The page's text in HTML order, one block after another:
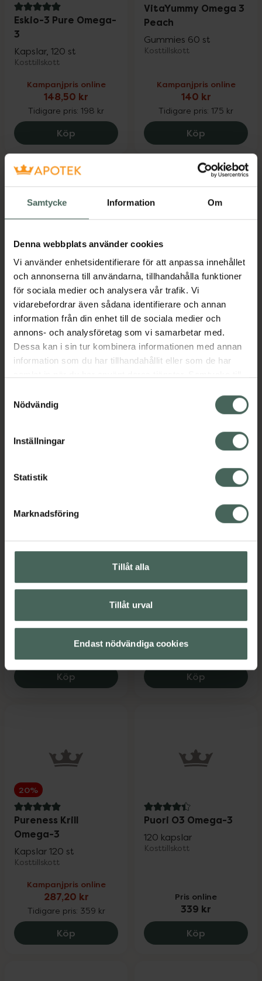
Samtycke Information Om
Denna webbplats använder cookies
Vi använder enhetsidentifierare för att anpassa innehållet
och annonserna till användarna, tillhandahålla funktioner
för sociala medier och analysera vår trafik. Vi
vidarebefordrar även sådana identifierare och annan
information från din enhet till de sociala medier och
annons- och analysföretag som vi samarbetar med.
Dessa kan i sin tur kombinera informationen med annan
information som du har tillhandahållit eller som de har
återkalla ditt samtycke via webbplatsens
cookieinställningar. Ett återkallat samtycke påverkar inte
lagligheten av behandling som skett innan återkallelsen.
Nödvändig
Inställningar
Statistik
Marknadsföring
Tillåt alla
Tillåt urval
Endast nödvändiga cookies
5 av 5 i omdöme
Eskio-3 Pure Omega-
3
Kapslar, 120 st
Kosttillskott
Kampanjpris online
148,50 kr
Tidigare pris: 198 kr
Köp Eskio-3 Pure Omega-3, 148.5 kr.
VitaYummy Omega 3
Peach
Gummies 60 st
Kosttillskott
Kampanjpris online
140 kr
Tidigare pris: 175 kr
Köp
20%
4.9 av 5 i omdöme
Better You
Svartkumminolja
Kallpressad EKO
Svartkumminfröolja 100
ml
Kosttillskott
143,20 kr
Better You Svartkumminolja
5 av 5 i omdöme
Elexir Pharma
Buckthorn
Kapslar 60 st
Kosttillskott
Pris online
Elexir
Helhetshälsa
Kampanjpris online
188,80 kr
Köp Helhetshälsa AlgOmega3 Kallpressad,
5 av 5 i omdöme
Kapslar, 60 st
Kosttillskott
Pris online
Köp Minami
20%
5 av 5 i omdöme
Pureness Krill
Omega-3
Kapslar 120 st
Kosttillskott
Kampanjpris online
287,20 kr
Tidigare pris: 359 kr
Köp Pureness Krill Omega-3, 287.2 kr.
4.4 av 5 i omdöme
Puori O3 Omega-3
120 kapslar
Kosttillskott
Pris online
339 kr
Köp Puori O3